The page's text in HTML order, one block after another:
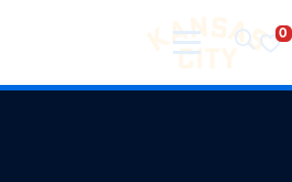
تفضل بزيارة مدينة كانساس سيتي